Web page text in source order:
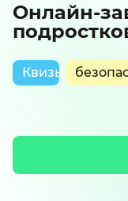
Онлайн-
Квизы